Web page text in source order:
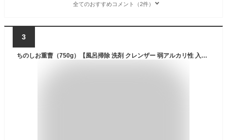
全てのおすすめコメント（2件）
3
ちのしお重曹（750g）【風呂掃除 洗剤 クレンザー 弱アルカリ性 入浴剤 重層風呂 クリーナー 掃除 お掃除グッズ お手入れ 洗浄剤 消臭剤 防臭剤 消臭 防臭 重層掃除 中和作用 お風呂掃除 清掃】